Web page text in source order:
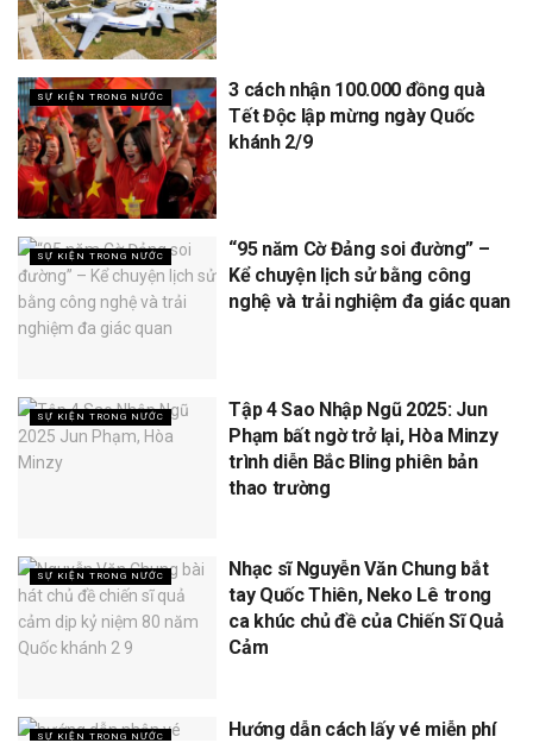
SỰ KIỆN TRONG NƯỚC
3 cách nhận 100.000 đồng quà
Tết Độc lập mừng ngày Quốc
khánh 2/9
SỰ KIỆN TRONG NƯỚC
“95 năm Cờ Đảng soi đường” –
Kể chuyện lịch sử bằng công
nghệ và trải nghiệm đa giác quan
SỰ KIỆN TRONG NƯỚC
Tập 4 Sao Nhập Ngũ 2025: Jun
Phạm bất ngờ trở lại, Hòa Minzy
trình diễn Bắc Bling phiên bản
thao trường
SỰ KIỆN TRONG NƯỚC
Nhạc sĩ Nguyễn Văn Chung bắt
tay Quốc Thiên, Neko Lê trong
ca khúc chủ đề của Chiến Sĩ Quả
Cảm
SỰ KIỆN TRONG NƯỚC
Hướng dẫn cách lấy vé miễn phí